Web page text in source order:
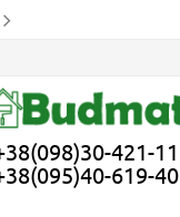
421-11
619-40